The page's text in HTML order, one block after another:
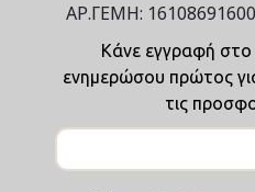
ΑΡ.ΓΕΜΗ:
Κάνε εγγραφή στο
ενημερώσου πρώτος
τις